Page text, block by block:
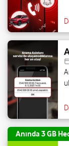
Anında 3 GB